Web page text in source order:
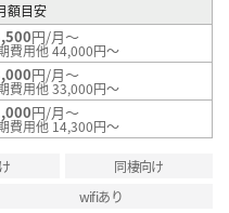
額目安
円/月～
費用他 44,000円～
円/月～
費用他 33,000円～
円/月～
費用他 14,300円～
同棲向け
wifiあり